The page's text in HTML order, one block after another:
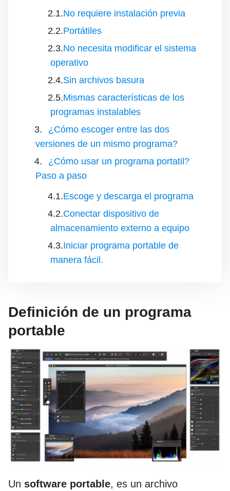
No requiere instalación previa
Portátiles
No necesita modificar el sistema
operativo
Sin archivos basura
Mismas características de los
programas instalables
¿Cómo escoger entre las dos
versiones de un mismo programa?
¿Cómo usar un programa portatil?
Paso a paso
Escoge y descarga el programa
Conectar dispositivo de
almacenamiento externo a equipo
Iniciar programa portable de
manera fácil.
Definición de un programa
portable
Un software portable, es un archivo